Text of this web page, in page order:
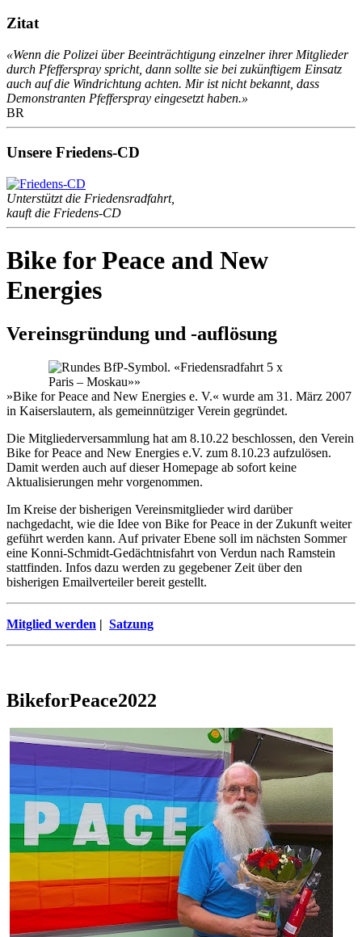
Zitat
«Wenn die Polizei über Beeinträchtigung einzelner ihrer Mitglieder
durch Pfefferspray spricht, dann sollte sie bei zukünftigem Einsatz
auch auf die Windrichtung achten. Mir ist nicht bekannt, dass
Demonstranten Pfefferspray eingesetzt haben.»
BR
Unsere Friedens-CD
Unterstützt die Friedensradfahrt,
kauft die Friedens-CD
Bike for Peace and New
Energies
Vereinsgründung und -auflösung
»Bike for Peace and New Energies e. V.« wurde am 31. März 2007
in Kaiserslautern, als gemeinnütziger Verein gegründet.
Die Mitgliederversammlung hat am 8.10.22 beschlossen, den Verein
Bike for Peace and New Energies e.V. zum 8.10.23 aufzulösen.
Damit werden auch auf dieser Homepage ab sofort keine
Aktualisierungen mehr vorgenommen.
Im Kreise der bisherigen Vereinsmitglieder wird darüber
nachgedacht, wie die Idee von Bike for Peace in der Zukunft weiter
geführt werden kann. Auf privater Ebene soll im nächsten Sommer
eine Konni-Schmidt-Gedächtnisfahrt von Verdun nach Ramstein
stattfinden. Infos dazu werden zu gegebener Zeit über den
bisherigen Emailverteiler bereit gestellt.
Mitglied werden | Satzung
BikeforPeace2022